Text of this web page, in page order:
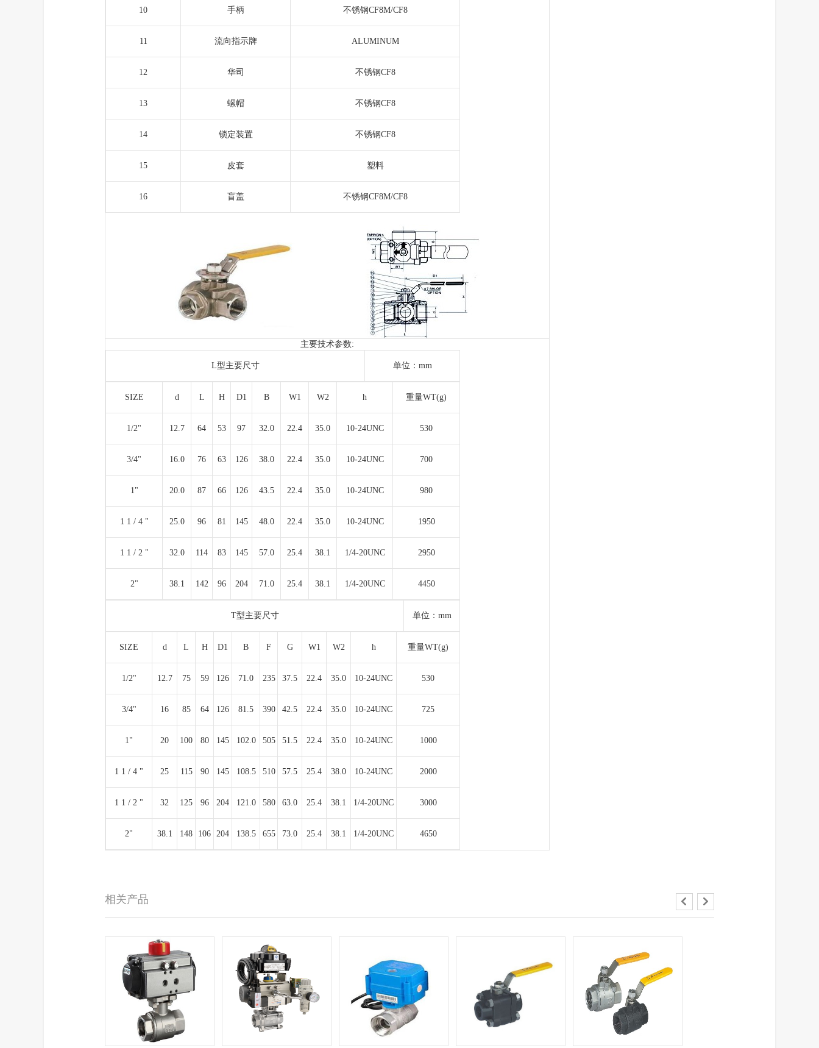
10 手柄 不锈钢CF8M/CF8
11 流向指示牌 ALUMINUM
12 华司 不锈钢CF8
13 螺帽 不锈钢CF8
14 锁定装置 不锈钢CF8
15 皮套 塑料
16 盲盖 不锈钢CF8M/CF8
主要技术参数:
L型主要尺寸 单位：mm
SIZE d L H D1 B W1 W2 h 重量WT(g)
1/2" 12.7 64 53 97 32.0 22.4 35.0 10-24UNC 530
3/4" 16.0 76 63 126 38.0 22.4 35.0 10-24UNC 700
1" 20.0 87 66 126 43.5 22.4 35.0 10-24UNC 980
1 1 / 4 " 25.0 96 81 145 48.0 22.4 35.0 10-24UNC 1950
1 1 / 2 " 32.0 114 83 145 57.0 25.4 38.1 1/4-20UNC 2950
2" 38.1 142 96 204 71.0 25.4 38.1 1/4-20UNC 4450
T型主要尺寸 单位：mm
SIZE d L H D1 B F G W1 W2 h 重量WT(g)
1/2" 12.7 75 59 126 71.0 235 37.5 22.4 35.0 10-24UNC 530
3/4" 16 85 64 126 81.5 390 42.5 22.4 35.0 10-24UNC 725
1" 20 100 80 145 102.0 505 51.5 22.4 35.0 10-24UNC 1000
1 1 / 4 " 25 115 90 145 108.5 510 57.5 25.4 38.0 10-24UNC 2000
1 1 / 2 " 32 125 96 204 121.0 580 63.0 25.4 38.1 1/4-20UNC 3000
2" 38.1 148 106 204 138.5 655 73.0 25.4 38.1 1/4-20UNC 4650
相关产品